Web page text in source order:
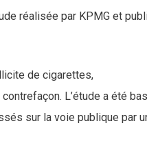
réalisée par KPMG et
de cigarettes,
L’étude a été
sur la voie publique par